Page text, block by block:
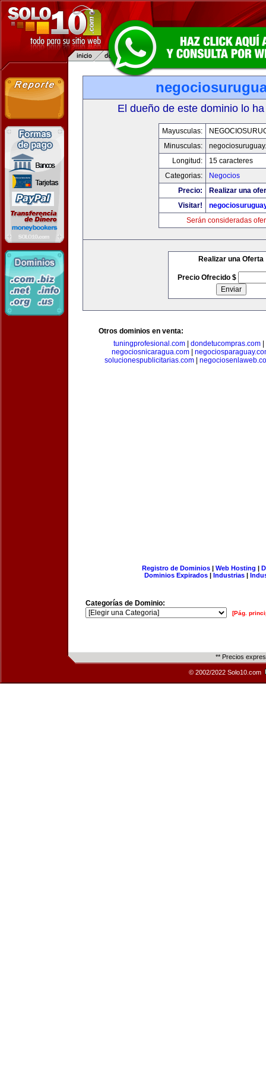
El dueño de este dominio lo
Mayusculas:
Minusculas:
Longitud:
15 caracteres
Categorias:
Negocios
Precio:
Realizar una
Visitar!
Serán consideradas
Realizar una Oferta
Precio Ofrecido $
Otros dominios en venta:
tuningprofesional.com| dondetucompras.com|
negociosnicaragua.com
solucionespublicitarias.com
Registro de Dominios| Web Hosting |
Dominios Expirados | Industrias |
Categorías de Dominio:
[Pág.
** Precios
© 2002/2022 Solo10.com